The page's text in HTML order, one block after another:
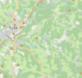
cette page